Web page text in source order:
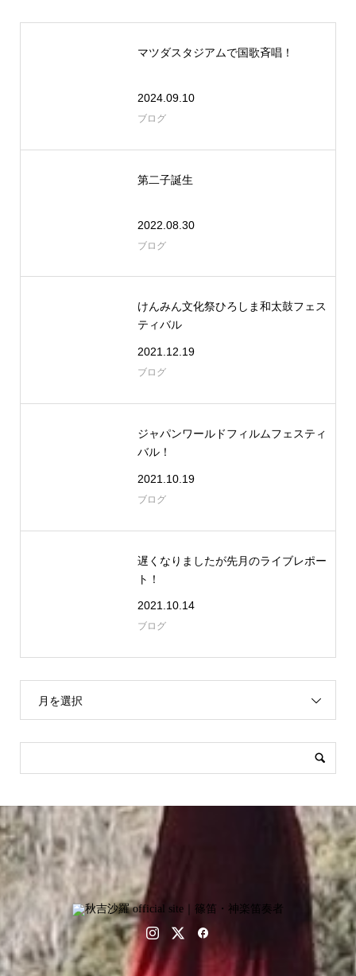
マツダスタジアムで国歌斉唱！
2024.09.10
ブログ
第二子誕生
2022.08.30
ブログ
けんみん文化祭ひろしま和太鼓フェス
ティバル
2021.12.19
ブログ
ジャパンワールドフィルムフェスティ
バル！
2021.10.19
ブログ
遅くなりましたが先月のライブレポー
ト！
2021.10.14
ブログ
月を選択